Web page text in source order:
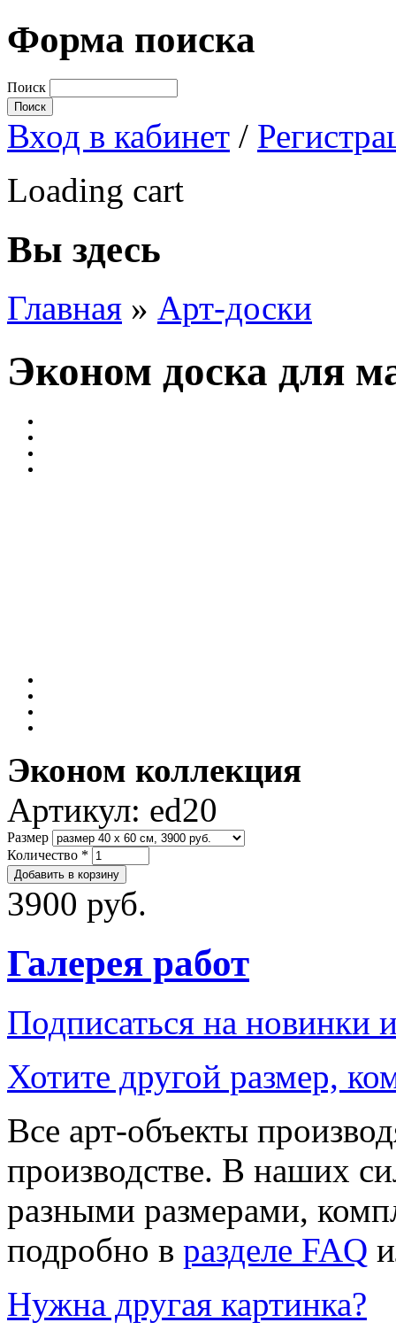
Форма поиска
Поиск
Вход в кабинет /
Loading cart
Вы здесь
Главная » Арт-доски
Эконом доска для
Эконом коллекция
Артикул: ed20
Размер
Количество *
3900 руб.
Галерея работ
Подписаться на новинки
Хотите другой размер,
Все арт-объекты
производстве. В наших
разными размерами,
подробно в разделе FAQ
Нужна другая картинка?